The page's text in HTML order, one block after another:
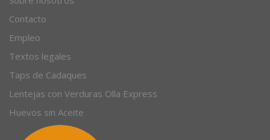
Contacto
Empleo
Textos legales
Taps de Cadaques
Lentejas con Verduras Olla Express
Huevos sin Aceite